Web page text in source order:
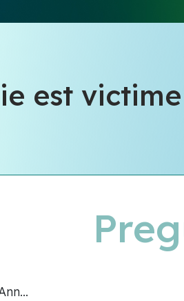
est